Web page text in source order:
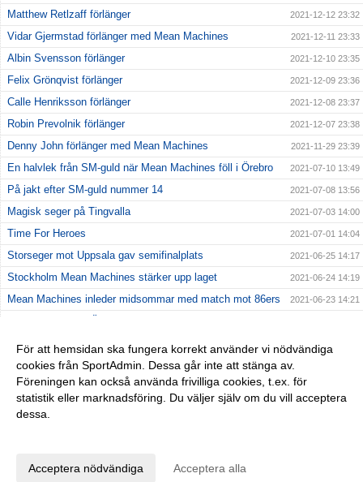
Matthew Retlzaff förlänger 2021-12-12 23:32
Vidar Gjermstad förlänger med Mean Machines 2021-12-11 23:33
Albin Svensson förlänger 2021-12-10 23:35
Felix Grönqvist förlänger 2021-12-09 23:36
Calle Henriksson förlänger 2021-12-08 23:37
Robin Prevolnik förlänger 2021-12-07 23:38
Denny John förlänger med Mean Machines 2021-11-29 23:39
En halvlek från SM-guld när Mean Machines föll i Örebro 2021-07-10 13:49
På jakt efter SM-guld nummer 14 2021-07-08 13:56
Magisk seger på Tingvalla 2021-07-03 14:00
Time For Heroes 2021-07-01 14:04
Storseger mot Uppsala gav semifinalplats 2021-06-25 14:17
Stockholm Mean Machines stärker upp laget 2021-06-24 14:19
Mean Machines inleder midsommar med match mot 86ers 2021-06-23 14:21
Första matchen av två på Behrn Arena 2021-06-17 14:25
Jämn premiärseger mot Crusaders 2021-06-13 14:27
En efterlängtad premiär 2021-06-09 14:32
För att hemsidan ska fungera korrekt använder vi nödvändiga
cookies från SportAdmin. Dessa går inte att stänga av.
Föreningen kan också använda frivilliga cookies, t.ex. för
statistik eller marknadsföring. Du väljer själv om du vill acceptera
dessa.
Acceptera nödvändiga Acceptera alla